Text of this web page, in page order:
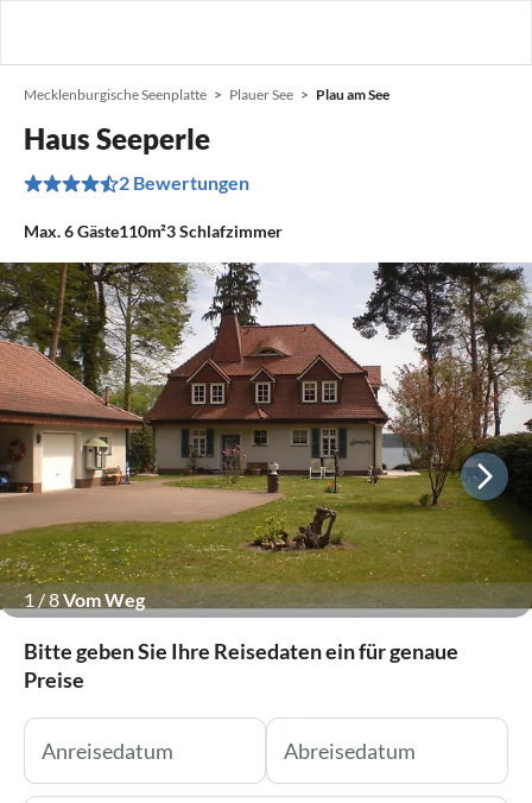
Mecklenburgische Seenplatte Plauer See Plau am See
Haus Seeperle
2 Bewertungen
Max.6Gäste110m²3Schlafzimmer
1 /8Vom Weg
Bitte geben Sie Ihre Reisedaten ein für genaue
Preise